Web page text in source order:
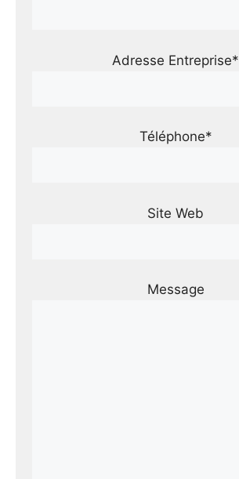
Adresse Entreprise*
Téléphone*
Site Web
Message